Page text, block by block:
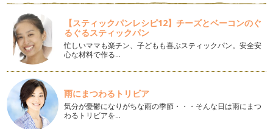
ピアノの楽しみ方「８７」練習の導き
「我が子が練習しない」これは、ピアノレッスン受講者の親な
ら良く言う話なのかもしれません。 …
ピアノの楽しみ方「８６」練習に寄り添う心得５カ条
ピアノをお子様にさせて「ピアノを習っているけど全然家で練
習しないの、続けさせるか迷う」とい…
ピアノの楽しみ方「８５」ピアノの練習量はどれくらい？！
「ピアノってどれくらい練習してからレッスンに伺うものなん
だろう？」と悩むお母さんは多いです…
【スティックパンレシピ12】チーズとベーコンのぐ
るぐるスティックパン
忙しいママも楽チン、子どもも喜ぶスティックパン。安全安
心な材料で作る…
雨にまつわるトリビア
気分が憂鬱になりがちな雨の季節・・・そんな日は雨にまつ
わるトリビアを…